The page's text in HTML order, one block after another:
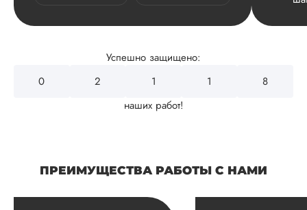
Успешно защищено:
2
3
4
2
0
наших работ!
ПРЕИМУЩЕСТВА РАБОТЫ С НАМИ